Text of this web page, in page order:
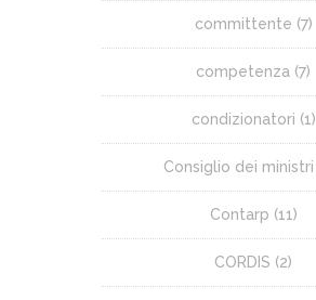
committente (7)
competenza (7)
condizionatori (1)
Consiglio dei ministri
Contarp (11)
CORDIS (2)